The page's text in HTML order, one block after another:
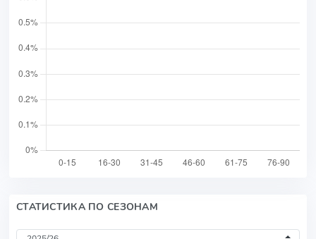
СТАТИСТИКА ПО СЕЗОНАМ